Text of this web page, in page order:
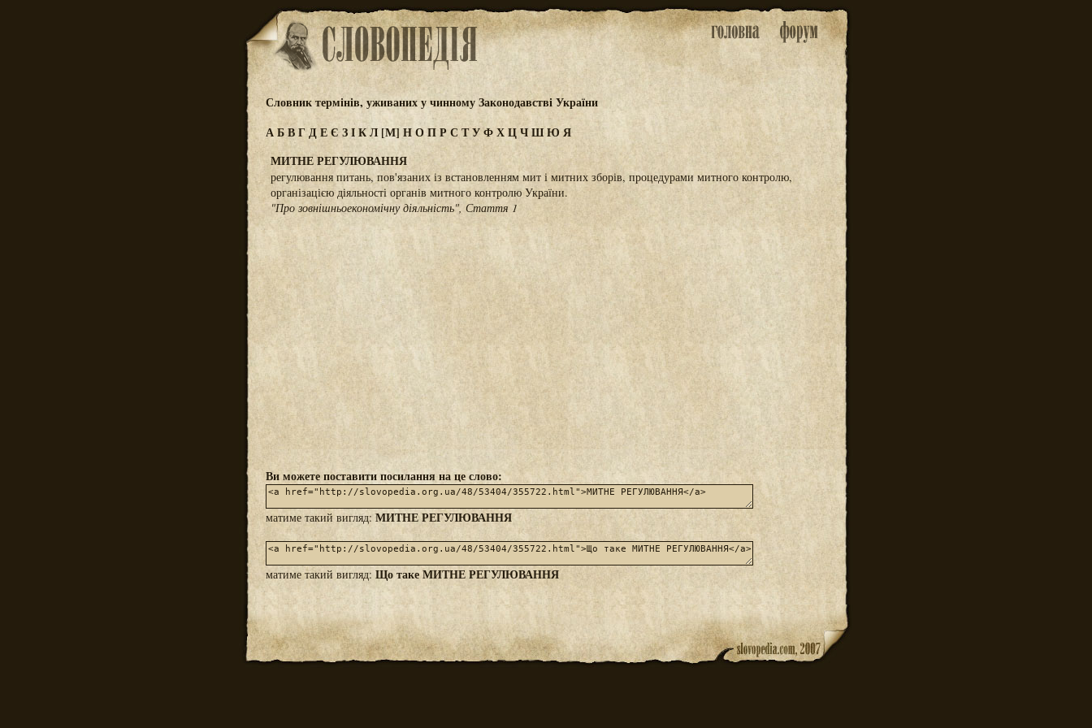
Словник термінів, уживаних у чинному Законодавстві України
АБВГДЕЄЗІКЛ[М] НОПР С ТУФХЦЧШЮЯ
МИТНЕ РЕГУЛЮВАННЯ
регулювання питань, пов'язаних із встановленням мит і митних зборів, процедурами митного контролю,
організацією діяльності органів митного контролю України.
"Про зовнішньоекономічну діяльність", Стаття 1
Ви можете поставити посилання на це слово:
матиме такий вигляд: МИТНЕ РЕГУЛЮВАННЯ
матиме такий вигляд: Що таке МИТНЕ РЕГУЛЮВАННЯ